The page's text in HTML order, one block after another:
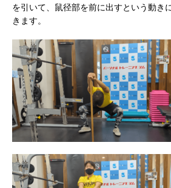
を引いて、鼠径部を前に出すという動き
きます。